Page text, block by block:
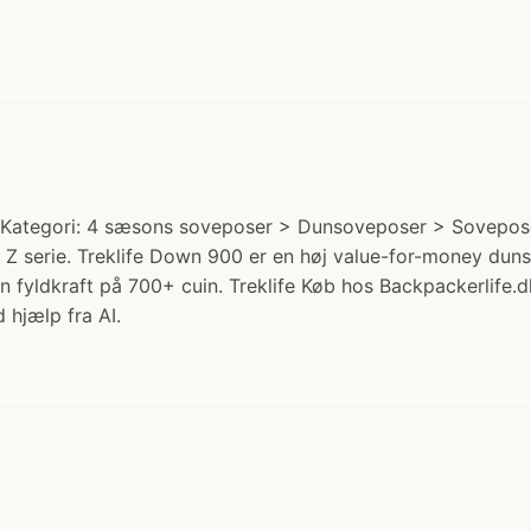
4 sæsons soveposer > Dunsoveposer >
serie. Treklife Down 900 er en høj value-for-money
fyldkraft på 700+ cuin. Treklife Køb hos
hjælp fra AI.